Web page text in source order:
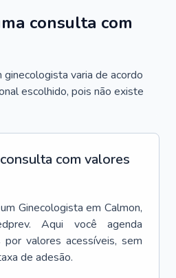
consulta com
varia de acordo
escolhido, pois não existe
com valores
Ginecologista em Calmon,
Aqui você agenda
valores acessíveis, sem
de adesão.